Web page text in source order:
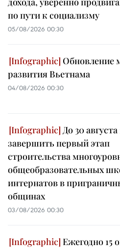
по пути к социализму
05/08/2026 00:30
Обновление
развития Вьетнама
04/08/2026 00:30
До 30 августа
завершить первый этап
строительства
общеобразовательных
интернатов в
общинах
03/08/2026 00:30
Ежегодно 15